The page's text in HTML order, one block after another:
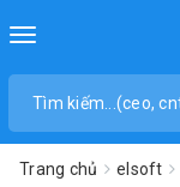
Toggle
Trang chủ elsoft